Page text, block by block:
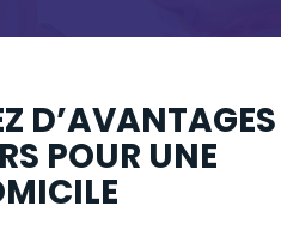
D’AVANTAGES
POUR UNE